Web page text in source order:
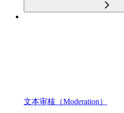
文本审核（Moderation）